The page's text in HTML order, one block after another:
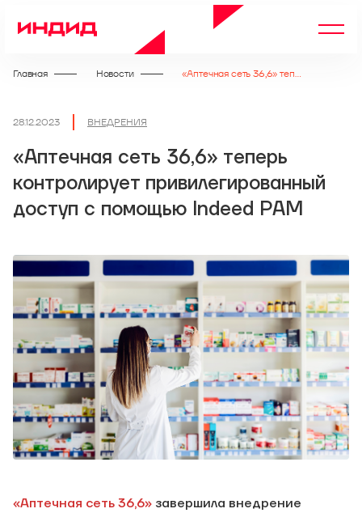
Главная Новости «Аптечная сеть 36,6» теперь контролирует привилегированный доступ с помощью Indeed PAM
28.12.2023 ВНЕДРЕНИЯ
«Аптечная сеть 36,6» теперь
контролирует привилегированный
доступ с помощью Indeed PAM
«Аптечная сеть 36,6» завершила внедрение